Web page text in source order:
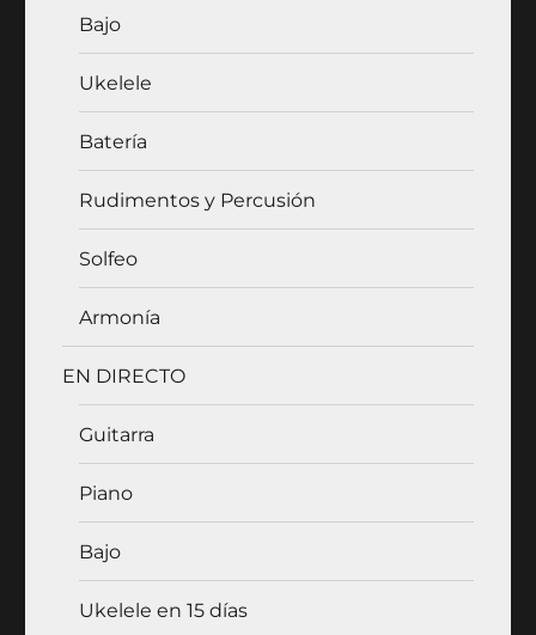
Bajo
Ukelele
Batería
Rudimentos y Percusión
Solfeo
Armonía
EN DIRECTO
Guitarra
Piano
Bajo
Ukelele en 15 días